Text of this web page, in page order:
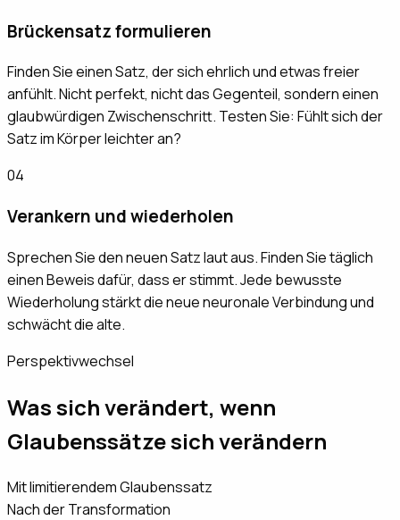
Brückensatz formulieren
Finden Sie einen Satz, der sich ehrlich und etwas freier
anfühlt. Nicht perfekt, nicht das Gegenteil, sondern einen
glaubwürdigen Zwischenschritt. Testen Sie: Fühlt sich der
Satz im Körper leichter an?
04
Verankern und wiederholen
Sprechen Sie den neuen Satz laut aus. Finden Sie täglich
einen Beweis dafür, dass er stimmt. Jede bewusste
Wiederholung stärkt die neue neuronale Verbindung und
schwächt die alte.
Perspektivwechsel
Was sich verändert, wenn
Glaubenssätze sich verändern
Mit limitierendem Glaubenssatz
Nach der Transformation